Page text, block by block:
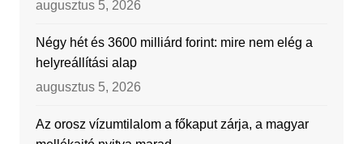
augusztus 5, 2026
Négy hét és 3600 milliárd forint: mire nem elég a
helyreállítási alap
augusztus 5, 2026
Az orosz vízumtilalom a főkaput zárja, a magyar